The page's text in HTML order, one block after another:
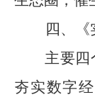
四、《
主要四
夯实数字